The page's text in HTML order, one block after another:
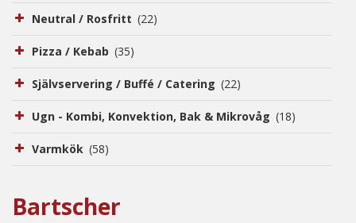
Neutral / Rosfritt (22)
Pizza / Kebab (35)
Självservering / Buffé / Catering (22)
Ugn - Kombi, Konvektion, Bak & Mikrovåg (18)
Varmkök (58)
Bartscher